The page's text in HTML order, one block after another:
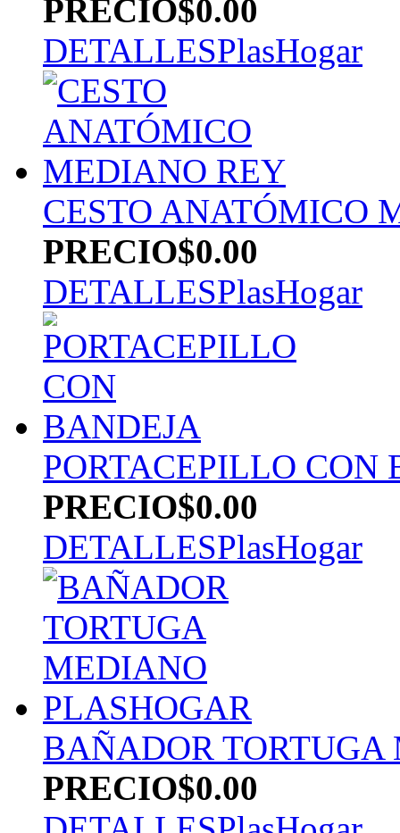
PRECIO$0.00
DETALLESPlasHogar
CESTO ANATÓMICO
PRECIO$0.00
DETALLESPlasHogar
PORTACEPILLO CON
PRECIO$0.00
DETALLESPlasHogar
BAÑADOR
PRECIO$0.00